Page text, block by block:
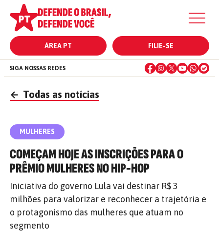
ÁREA PT FILIE-SE
SIGA NOSSAS REDES
← Todas as notícias
MULHERES
COMEÇAM HOJE AS INSCRIÇÕES PARA O
PRÊMIO MULHERES NO HIP-HOP
Iniciativa do governo Lula vai destinar R$ 3
milhões para valorizar e reconhecer a trajetória e
o protagonismo das mulheres que atuam no
segmento